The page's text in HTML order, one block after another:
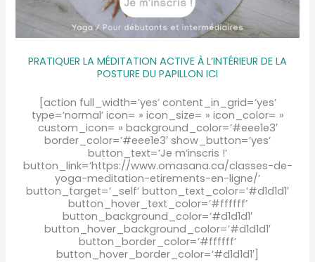
PRATIQUER LA MÉDITATION ACTIVE À L’INTÉRIEUR DE LA
POSTURE DU PAPILLON ICI
[action full_width=’yes’ content_in_grid=’yes’
type=’normal’ icon= » icon_size= » icon_color= »
custom_icon= » background_color=’#eee1e3′
border_color=’#eee1e3′ show_button=’yes’
button_text=’Je m’inscris !’
button_link=’https://www.omasana.ca/classes-de-
yoga-meditation-etirements-en-ligne/’
button_target=’_self’ button_text_color=’#d1d1d1′
button_hover_text_color=’#ffffff’
button_background_color=’#d1d1d1′
button_hover_background_color=’#d1d1d1′
button_border_color=’#ffffff’
button_hover_border_color=’#d1d1d1′]